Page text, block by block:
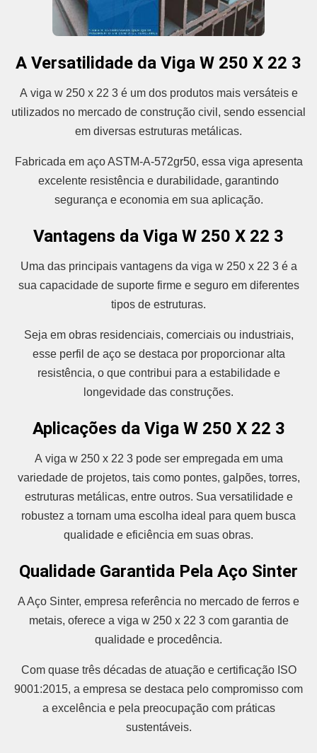
A Versatilidade da Viga W 250 X 22 3
A viga w 250 x 22 3 é um dos produtos mais versáteis e
utilizados no mercado de construção civil, sendo essencial
em diversas estruturas metálicas.
Fabricada em aço ASTM-A-572gr50, essa viga apresenta
excelente resistência e durabilidade, garantindo
segurança e economia em sua aplicação.
Vantagens da Viga W 250 X 22 3
Uma das principais vantagens da viga w 250 x 22 3 é a
sua capacidade de suporte firme e seguro em diferentes
tipos de estruturas.
Seja em obras residenciais, comerciais ou industriais,
esse perfil de aço se destaca por proporcionar alta
resistência, o que contribui para a estabilidade e
longevidade das construções.
Aplicações da Viga W 250 X 22 3
A viga w 250 x 22 3 pode ser empregada em uma
variedade de projetos, tais como pontes, galpões, torres,
estruturas metálicas, entre outros. Sua versatilidade e
robustez a tornam uma escolha ideal para quem busca
qualidade e eficiência em suas obras.
Qualidade Garantida Pela Aço Sinter
A Aço Sinter, empresa referência no mercado de ferros e
metais, oferece a viga w 250 x 22 3 com garantia de
qualidade e procedência.
Com quase três décadas de atuação e certificação ISO
9001:2015, a empresa se destaca pelo compromisso com
a excelência e pela preocupação com práticas
sustentáveis.